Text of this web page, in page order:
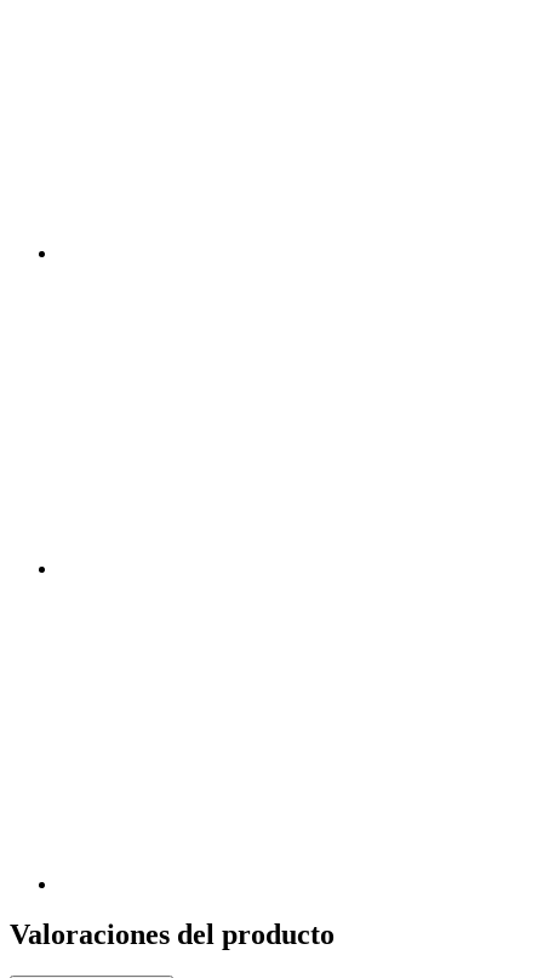
Valoraciones del producto